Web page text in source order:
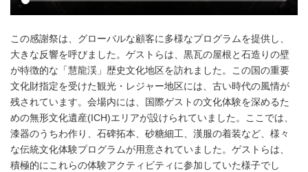
この感謝祭は、グローバルな顧客に多様なプログラムを提供し、
大きな反響を呼びました。ゲストらは、黒瓦の屋根と石造りの壁
が特徴的な「慧龍渓」歴史文化地区を訪れました。この国の重要
文化財指定を受けた観光・レジャー地区には、古い時代の風情が
残されています。会場内には、国際ゲストの文化体験を深めるた
めの無形文化遺産(ICH)エリアが設けられていました。ここでは、
漆器のうちわ作り、石碑拓本、砂糖細工、漢服の着装など、様々
な伝統文化体験プログラムが用意されていました。ゲストらは、
積極的にこれらの体験アクティビティに参加していた様子でし